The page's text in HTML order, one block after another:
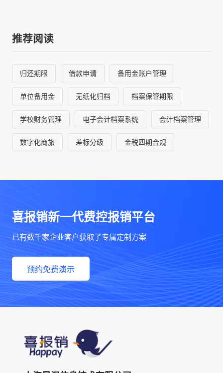
推荐阅读
归还期限 借款申请 备用金账户管理
单位备用金 无纸化归档 档案保管期限
学校财务管理 电子会计档案系统 会计档案管理
数字化商旅 差标分级 金税四期合规
喜报销新一代费控报销平台
已有数千家企业客户获取了专属定制方案
预约免费演示